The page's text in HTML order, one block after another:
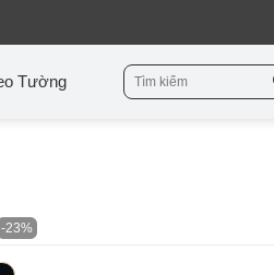
Tường
Tìm
kiếm:
-23%